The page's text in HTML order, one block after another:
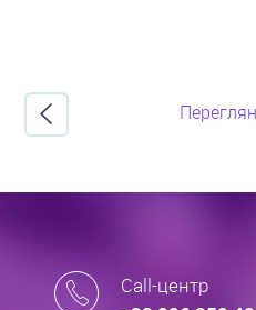
Call-центр